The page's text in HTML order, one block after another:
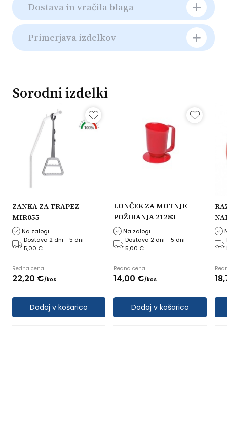
Dostava in vračila blaga
Primerjava izdelkov
Sorodni izdelki
ZANKA ZA TRAPEZ
MIR055
Na zalogi
Dostava 2 dni - 5 dni
5,00 €
Redna cena
22,20 €/ kos
Dodaj v košarico
LONČEK ZA MOTNJE
POŽIRANJA 21283
Na zalogi
Dostava 2 dni - 5 dni
5,00 €
Redna cena
14,00 €/ kos
Dodaj v košarico
cm
18,